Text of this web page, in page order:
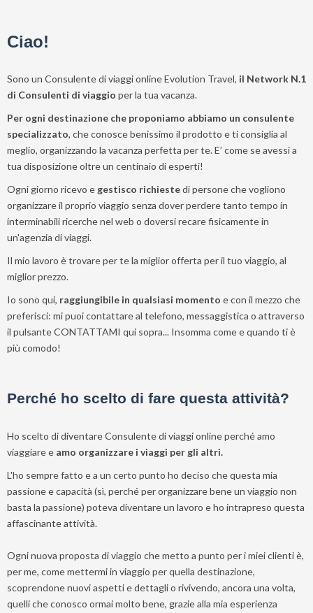
Ciao!
Sono un Consulente di viaggi online Evolution Travel, il Network N.1
di Consulenti di viaggio per la tua vacanza.
Per ogni destinazione che proponiamo abbiamo un consulente
specializzato, che conosce benissimo il prodotto e ti consiglia al
meglio, organizzando la vacanza perfetta per te. E’ come se avessi a
tua disposizione oltre un centinaio di esperti!
Ogni giorno ricevo e gestisco richiestedi persone che vogliono
organizzare il proprio viaggio senza dover perdere tanto tempo in
interminabili ricerche nel web o doversi recare fisicamente in
un'agenzia di viaggi.
Il mio lavoro è trovare per te la miglior offerta per il tuo viaggio, al
miglior prezzo.
Io sono qui, raggiungibile in qualsiasi momento e con il mezzo che
preferisci: mi puoi contattare al telefono, messaggistica o attraverso
il pulsante CONTATTAMI qui sopra... Insomma come e quando ti è
più comodo!
Perché ho scelto di fare questa attività?
Ho scelto di diventare Consulente di viaggi online perché amo
viaggiare e amo organizzare i viaggi per gli altri.
L'ho sempre fatto e a un certo punto ho deciso che questa mia
passione e capacità (sì, perché per organizzare bene un viaggio non
basta la passione) poteva diventare un lavoro e ho intrapreso questa
affascinante attività.
Ogni nuova proposta di viaggio che metto a punto per i miei clienti è,
per me, come mettermi in viaggio per quella destinazione,
scoprendone nuovi aspetti e dettagli o rivivendo, ancora una volta,
quelli che conosco ormai molto bene, grazie alla mia esperienza